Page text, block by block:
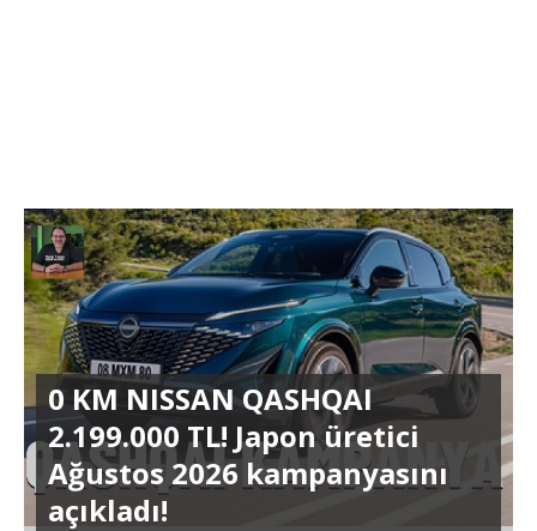
0 KM NISSAN QASHQAI
2.199.000 TL! Japon üretici
Ağustos 2026 kampanyasını
açıkladı!